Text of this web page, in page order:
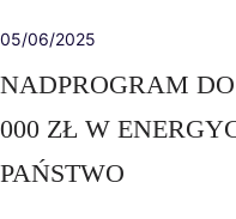
05/06/2025
NADPROGRAM
000 ZŁ W
PAŃSTWO